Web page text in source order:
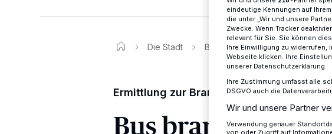
Die Stadt Bus brannte in Mettmann-Mitte
Ermittlung zur Brandursache
Bus brannte in
eindeutige Kennungen auf
die unter „Wir und unsere
Zwecke. Wenn Tracker
relevant für Sie. Sie können
Ihre Einwilligung zu widerrufen,
Webseite klicken. Ihre
unserer Datenschutzerklärung.
Ihre Zustimmung umfasst alle
DSGVO auch die
Wir und unsere Partner
Verwendung genauer
von oder Zugriff auf